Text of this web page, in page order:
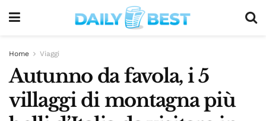
Home Viaggi
Autunno da favola, i 5
villaggi di montagna più